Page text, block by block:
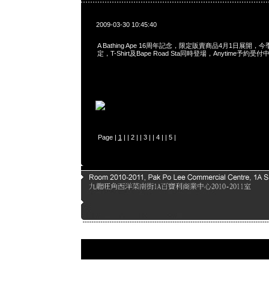
2009-03-30 10:45:40
A Bathing Ape 16周年記念，限定販賣商品4月1日展開，今
定，T-Shirt及Bape Road Sta同時登場，Anytime予約受付
Page | 1 | | 2| | 3| | 4| | 5|